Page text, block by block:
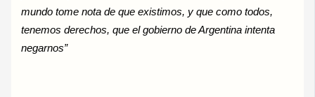
mundo tome nota de que existimos, y que como todos,
tenemos derechos, que el gobierno de Argentina intenta
negarnos”